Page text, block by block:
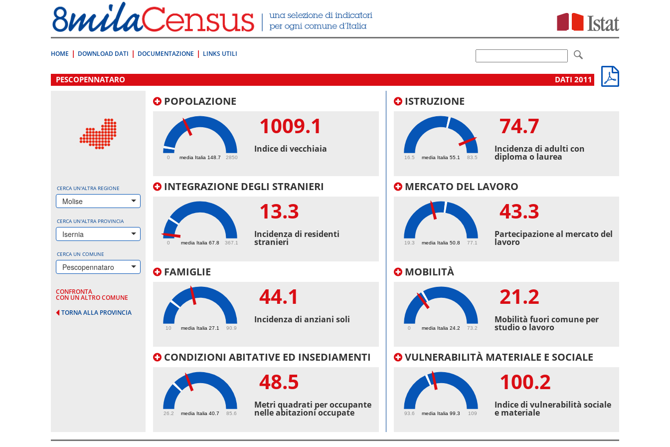
direttamente
a:
Contenuto
HOME DOWNLOAD DATI DOCUMENTAZIONE LINKS UTILI
.
PESCOPENNATARO DATI 2011
CERCA UN'ALTRA REGIONE
Molise
CERCA UN'ALTRA PROVINCIA
Isernia
CERCA UN COMUNE
Pescopennataro
CONFRONTA
CON UN ALTRO COMUNE
TORNA ALLA PROVINCIA
POPOLAZIONE
media Italia 148.7
0 2850
1009.1
Indice di vecchiaia
INTEGRAZIONE DEGLI STRANIERI
media Italia 67.8
0 367.1
13.3
Incidenza di residenti
stranieri
FAMIGLIE
media Italia 27.1
10 90.9
44.1
Incidenza di anziani soli
CONDIZIONI ABITATIVE ED INSEDIAMENTI
media Italia 40.7
26.2 85.6
48.5
Metri quadrati per occupante
nelle abitazioni occupate
ISTRUZIONE
media Italia 55.1
16.5 83.5
74.7
Incidenza di adulti con
diploma o laurea
MERCATO DEL LAVORO
media Italia 50.8
19.3 77.1
43.3
Partecipazione al mercato del
lavoro
MOBILITÀ
media Italia 24.2
0 73.2
21.2
Mobilità fuori comune per
studio o lavoro
VULNERABILITÀ MATERIALE E SOCIALE
media Italia 99.3
93.6 109
100.2
Indice di vulnerabilità sociale
e materiale